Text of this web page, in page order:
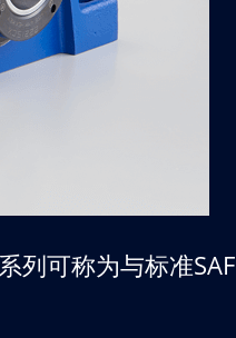
列可称为与标准SAF